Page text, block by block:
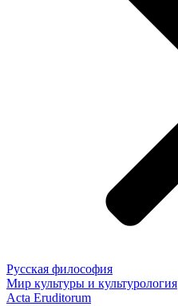
Русская философия
Мир культуры и культурология
Acta Eruditorum